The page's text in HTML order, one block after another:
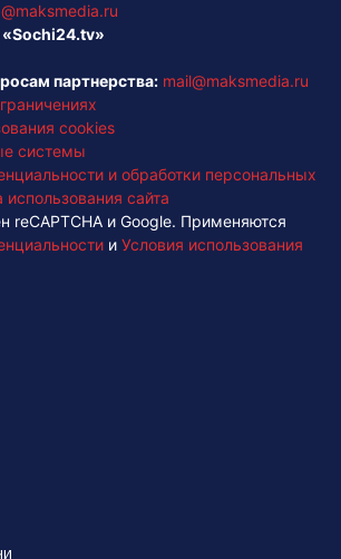
«Sochi24.tv»
партнерства: mail@maksmedia.ru
cookies
системы
и обработки персональных
сайта
reCAPTCHA и Google. Применяются
и Условия использования